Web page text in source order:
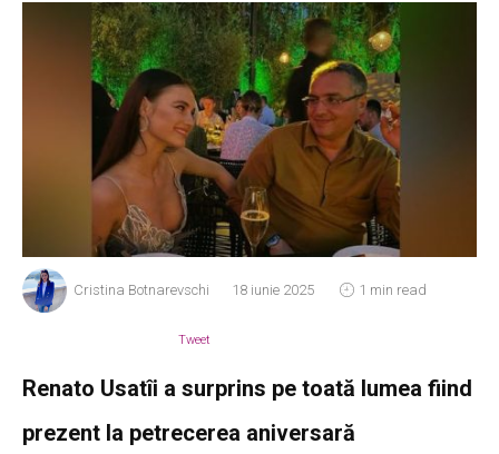
Cristina Botnarevschi 18 iunie 2025 1 min read
Tweet
Renato Usatîi a surprins pe toată lumea fiind
prezent la petrecerea aniversară